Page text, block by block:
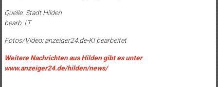
Quelle: Stadt Hilden
bearb: LT
Fotos/Video: anzeiger24.de-KI bearbeitet
Weitere Nachrichten aus Hilden gibt es unter
www.anzeiger24.de/hilden/news/